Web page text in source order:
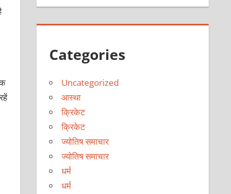
Categories
Uncategorized
आस्था
क्रिकेट
क्रिकेट
ज्योतिष समाचार
ज्योतिष समाचार
धर्म
धर्म